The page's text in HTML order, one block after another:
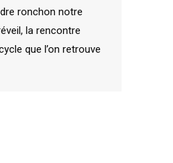
ronchon notre
la rencontre
que l’on retrouve